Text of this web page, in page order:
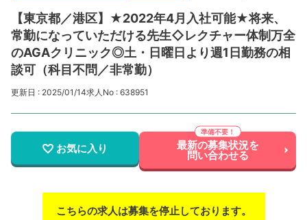
【東京都／港区】★2022年4月入社可能★将来、
常勤になっていただける先生◇レクチャー体制万全
のAGAクリニック◎土・日曜日より週1日勤務の相
談可（科目不問／非常勤）
更新日 : 2025/01/14求人No : 638951
お気に入り 最新の募集状況を
問い合わせる
こちらの求人は募集を停止しております。